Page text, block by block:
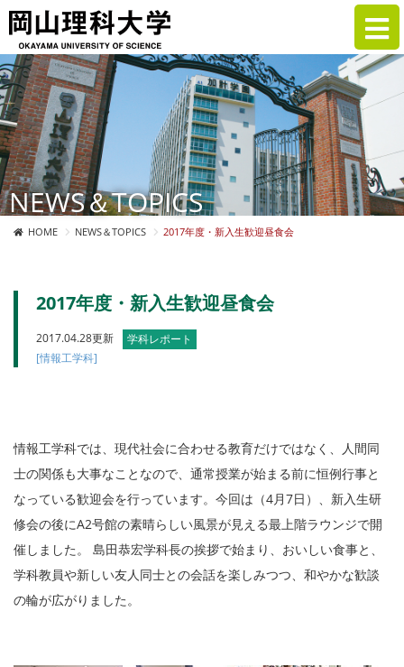
NEWS＆TOPICS
HOME NEWS＆TOPICS 2017年度・新入生歓迎昼食会
2017年度・新入生歓迎昼食会
2017.04.28更新
学科レポート
[情報工学科]
情報工学科では、現代社会に合わせる教育だけではなく、人間同
士の関係も大事なことなので、通常授業が始まる前に恒例行事と
なっている歓迎会を行っています。今回は（4月7日）、新入生研
修会の後にA2号館の素晴らしい風景が見える最上階ラウンジで開
催しました。 島田恭宏学科長の挨拶で始まり、おいしい食事と、
学科教員や新しい友人同士との会話を楽しみつつ、和やかな歓談
の輪が広がりました。